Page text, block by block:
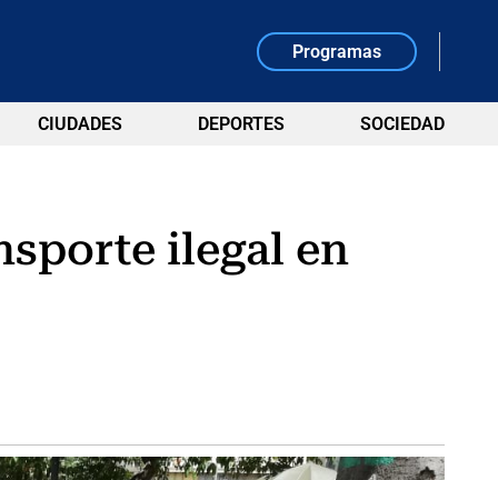
Programas
CIUDADES DEPORTES SOCIEDAD
ilegal en